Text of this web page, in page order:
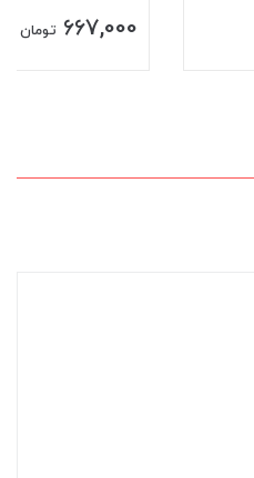
667,000 تومان